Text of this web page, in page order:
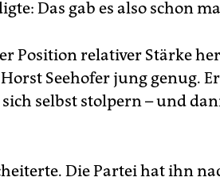
Das gab es also schon
Position relativer Stärke
Seehofer jung genug.
selbst stolpern – und
Die Partei hat ihn